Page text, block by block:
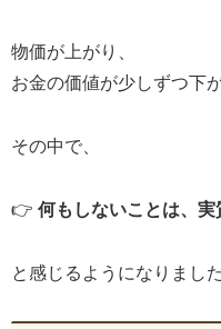
物価が上がり、
お金の価値が少しずつ下が
その中で、
👉 何もしないことは、
と感じるようになりました